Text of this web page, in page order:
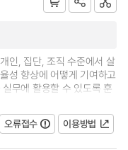
인, 집단, 조직 수준에서 살
성 향상에 어떻게 기여하고
무에 활용할 수 있도록 훈
오류접수 이용방법